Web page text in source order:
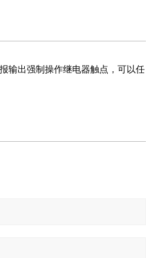
输出强制操作继电器触点，可以任